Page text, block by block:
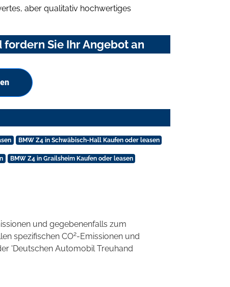
aber qualitativ hochwertiges
Sie Ihr Angebot an
BMW Z4 in Schwäbisch-Hall Kaufen oder leasen
BMW Z4 in Grailsheim Kaufen oder leasen
und gegebenenfalls zum
spezifischen CO2-Emissionen und
'Deutschen Automobil Treuhand